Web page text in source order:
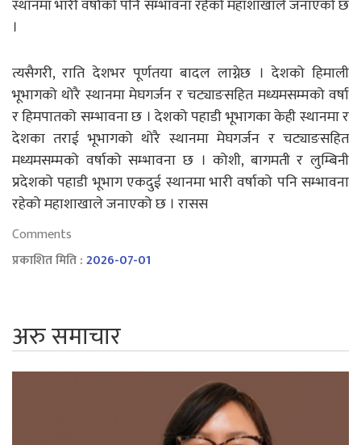
स्थानमा भारी वर्षाको पनि सम्भावना रहेको महाशाखाले जनाएको छ
।
त्यसैगरी, राति देशभर पूर्णतया बादल लाग्नेछ । देशको हिमाली
भूभागको थोरै स्थानमा मेघगर्जन र चट्याङसहित मध्यमसम्मको वर्षा
र हिमपातको सम्भावना छ । देशको पहाडी भूभागका केही स्थानमा र
देशका तराई भूभागको थोरै स्थानमा मेघगर्जन र चट्याङसहित
मध्यमसम्मको वर्षाको सम्भावना छ । कोशी, बागमती र लुम्बिनी
प्रदेशको पहाडी भूभाग एकदुई स्थानमा भारी वर्षाको पनि सम्भावना
रहेको महाशाखाले जनाएको छ । रासस
Comments
प्रकाशित मिति :2026-07-01
अरु समाचार